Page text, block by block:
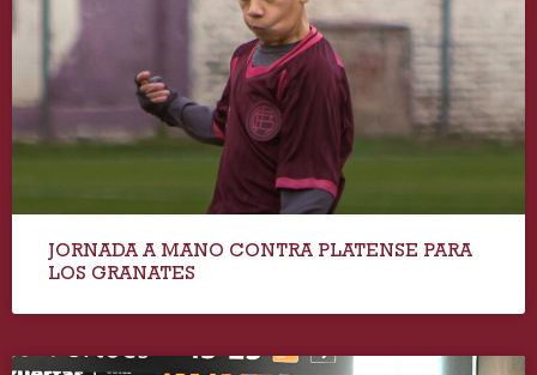
JORNADA A MANO CONTRA PLATENSE PARA
LOS GRANATES